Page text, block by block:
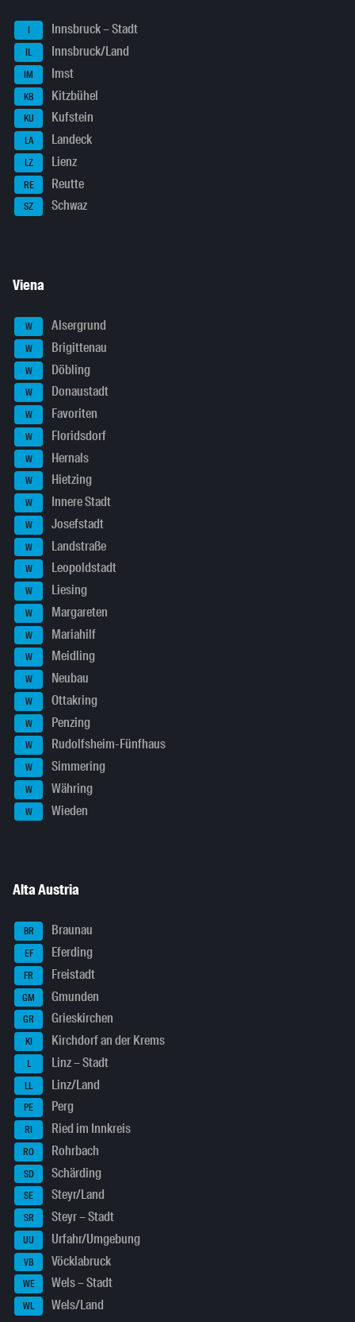
I Innsbruck – Stadt
IL Innsbruck/Land
IM Imst
KB Kitzbühel
KU Kufstein
LA Landeck
LZ Lienz
RE Reutte
SZ Schwaz
Viena
W Alsergrund
W Brigittenau
W Döbling
W Donaustadt
W Favoriten
W Floridsdorf
W Hernals
W Hietzing
W Innere Stadt
W Josefstadt
W Landstraße
W Leopoldstadt
W Liesing
W Margareten
W Mariahilf
W Meidling
W Neubau
W Ottakring
W Penzing
W Rudolfsheim-Fünfhaus
W Simmering
W Währing
W Wieden
Alta Austria
BR Braunau
EF Eferding
FR Freistadt
GM Gmunden
GR Grieskirchen
KI Kirchdorf an der Krems
L Linz – Stadt
LL Linz/Land
PE Perg
RI Ried im Innkreis
RO Rohrbach
SD Schärding
SE Steyr/Land
SR Steyr – Stadt
UU Urfahr/Umgebung
VB Vöcklabruck
WE Wels – Stadt
WL Wels/Land